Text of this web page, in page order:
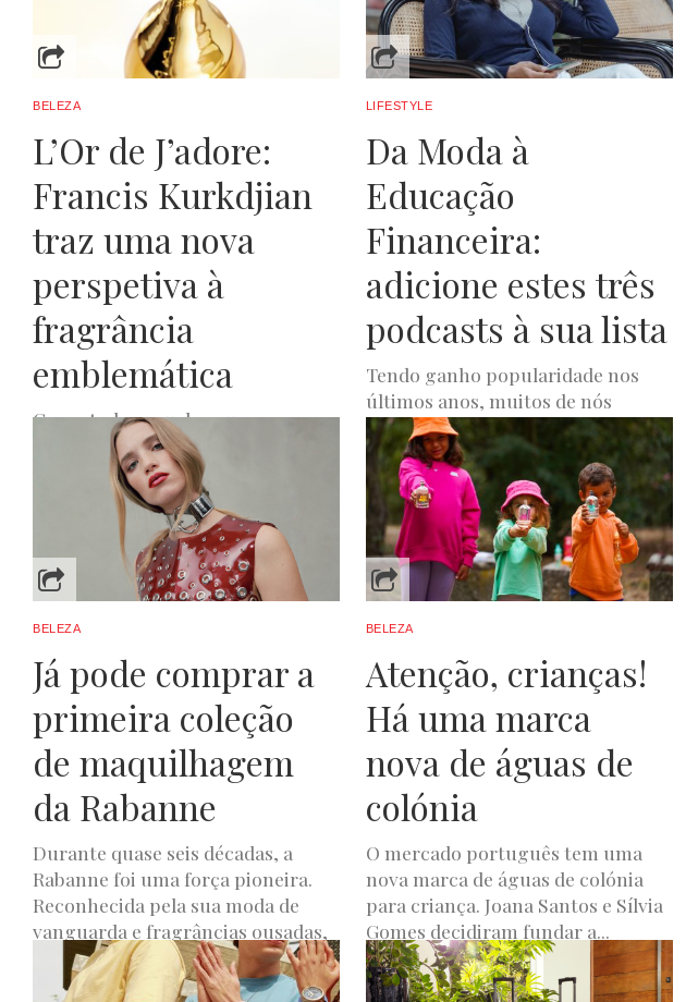
JOANA DE OLIVEIRA NOVEMBRO 23, 2023
BELEZA
L’Or de J’adore:
Francis Kurkdjian
traz uma nova
perspetiva à
fragrância
emblemática
Como todos aqueles que o
antecederam, que revisitaram a
curva do Bar Suit ou reinventaram
um perfume lendário, Francis
Kurkdjian trouxe...
JOANA DE OLIVEIRA OUTUBRO 3, 2023
LIFESTYLE
Da Moda à
Educação
Financeira:
adicione estes três
podcasts à sua lista
Tendo ganho popularidade nos
últimos anos, muitos de nós
optamos por ouvir um Podcast
quando necessitamos de realizar
tarefas domésticas, entreter-nos...
JOANA DE OLIVEIRA SETEMBRO 28, 2023
BELEZA
Já pode comprar a
primeira coleção
de maquilhagem
da Rabanne
Durante quase seis décadas, a
Rabanne foi uma força pioneira.
Reconhecida pela sua moda de
vanguarda e fragrâncias ousadas,
a marca...
JOANA DE OLIVEIRA SETEMBRO 13, 2023
BELEZA
Atenção, crianças!
Há uma marca
nova de águas de
colónia
O mercado português tem uma
nova marca de águas de colónia
para criança. Joana Santos e Sílvia
Gomes decidiram fundar a...
JOANA DE OLIVEIRA SETEMBRO 12, 2023